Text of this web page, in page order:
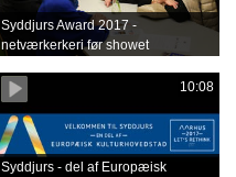
Syddjurs Award 2017 -
netværkerkeri før showet
10:08
Syddjurs - del af Europæisk